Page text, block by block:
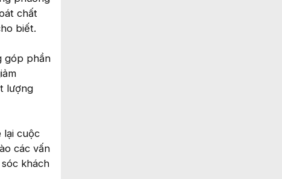
chất
biết.
góp phần
lượng
lại cuộc
các vấn
khách